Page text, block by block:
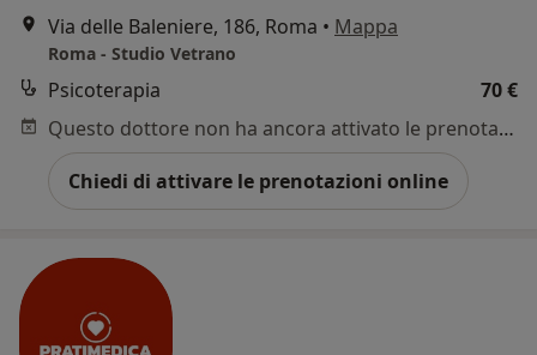
Via delle Baleniere, 186, Roma • Mappa
Roma - Studio Vetrano
Psicoterapia
70 €
Questo dottore non ha ancora attivato le prenotazioni online presso questo indirizzo.
Chiedi di attivare le prenotazioni online